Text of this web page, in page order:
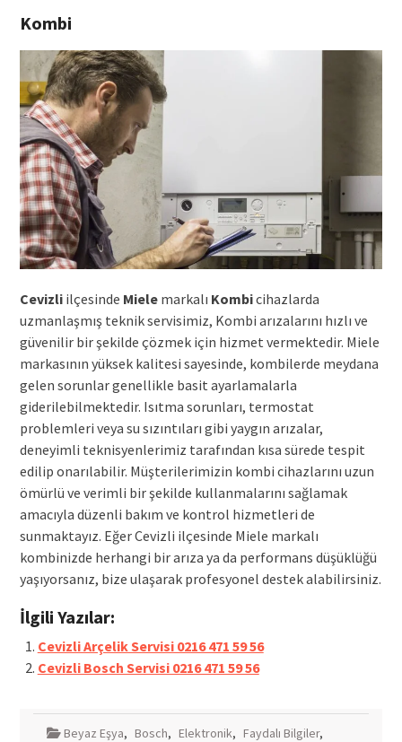
Kombi
Cevizliilçesinde Mielemarkalı Kombicihazlarda
uzmanlaşmış teknik servisimiz, Kombi arızalarını hızlı ve
güvenilir bir şekilde çözmek için hizmet vermektedir. Miele
markasının yüksek kalitesi sayesinde, kombilerde meydana
gelen sorunlar genellikle basit ayarlamalarla
giderilebilmektedir. Isıtma sorunları, termostat
problemleri veya su sızıntıları gibi yaygın arızalar,
deneyimli teknisyenlerimiz tarafından kısa sürede tespit
edilip onarılabilir. Müşterilerimizin kombi cihazlarını uzun
ömürlü ve verimli bir şekilde kullanmalarını sağlamak
amacıyla düzenli bakım ve kontrol hizmetleri de
sunmaktayız. Eğer Cevizli ilçesinde Miele markalı
kombinizde herhangi bir arıza ya da performans düşüklüğü
yaşıyorsanız, bize ulaşarak profesyonel destek alabilirsiniz.
İlgili Yazılar:
Cevizli Arçelik Servisi 0216 471 59 56
Cevizli Bosch Servisi 0216 471 59 56
Beyaz Eşya, Bosch, Elektronik, Faydalı Bilgiler,